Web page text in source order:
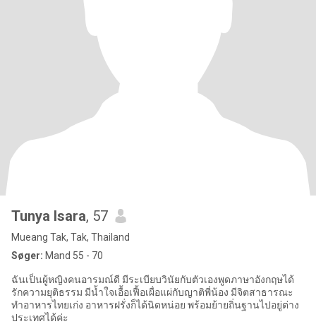
Tunya Isara, 57
Mueang Tak, Tak, Thailand
Søger: Mand 55 - 70
ฉันเป็นผู้หญิงคนอารมณ์ดี มีระเบียบวินัยกับตัวเองพูดภาษาอังกฤษได้
รักความยุติธรรม มีน้ำใจเอื้อเฟื้อเผื่อแผ่กับญาติพี่น้อง มีจิตสาธารณะ
ทำอาหารไทยเก่ง อาหารฝรั่งก็ได้นิดหน่อย พร้อมย้ายถิ่นฐานไปอยู่ต่าง
ประเทศได้ค่ะ